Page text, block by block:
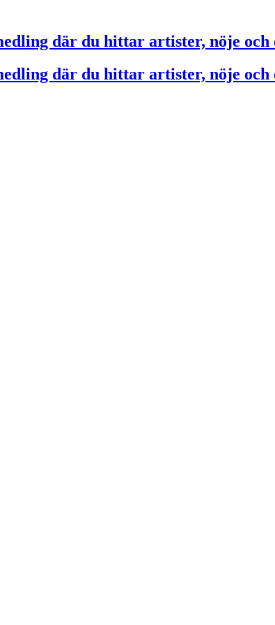
där du hittar artister, nöje och
där du hittar artister, nöje och